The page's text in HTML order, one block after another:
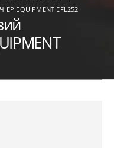
EQUIPMENT EFL252